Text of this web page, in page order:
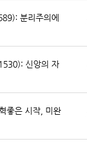
분리주의에
신앙의 자
좋은 시작, 미완